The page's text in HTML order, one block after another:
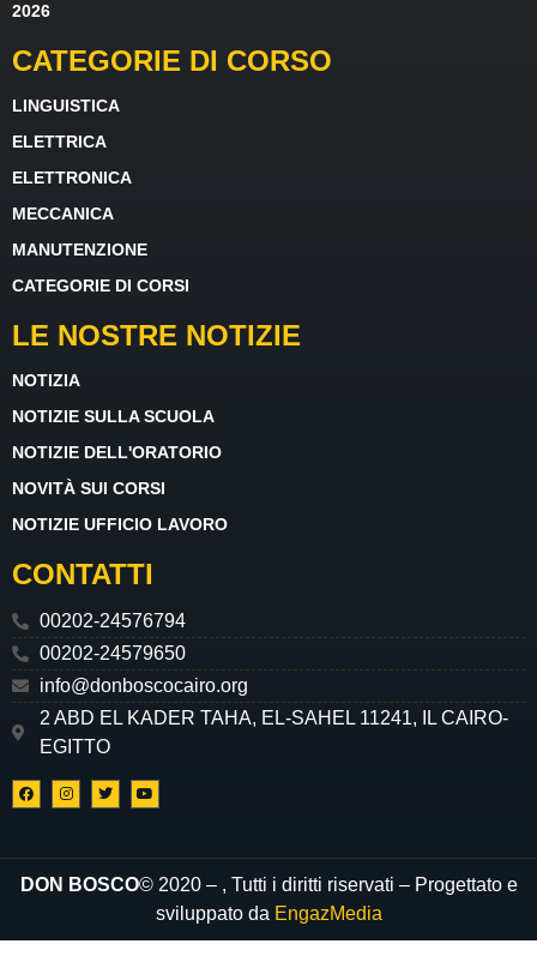
2026
CATEGORIE DI CORSO
LINGUISTICA
ELETTRICA
ELETTRONICA
MECCANICA
MANUTENZIONE
CATEGORIE DI CORSI
LE NOSTRE NOTIZIE
NOTIZIA
NOTIZIE SULLA SCUOLA
NOTIZIE DELL'ORATORIO
NOVITÀ SUI CORSI
NOTIZIE UFFICIO LAVORO
CONTATTI
00202-24576794
00202-24579650
info@donboscocairo.org
2 ABD EL KADER TAHA, EL-SAHEL 11241, IL CAIRO-
EGITTO
DON BOSCO© 2020 – , Tutti i diritti riservati – Progettato e
sviluppato da EngazMedia